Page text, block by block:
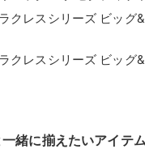
クレスシリーズ ビッグ
クレスシリーズ ビッグ
緒に揃えたいアイテム